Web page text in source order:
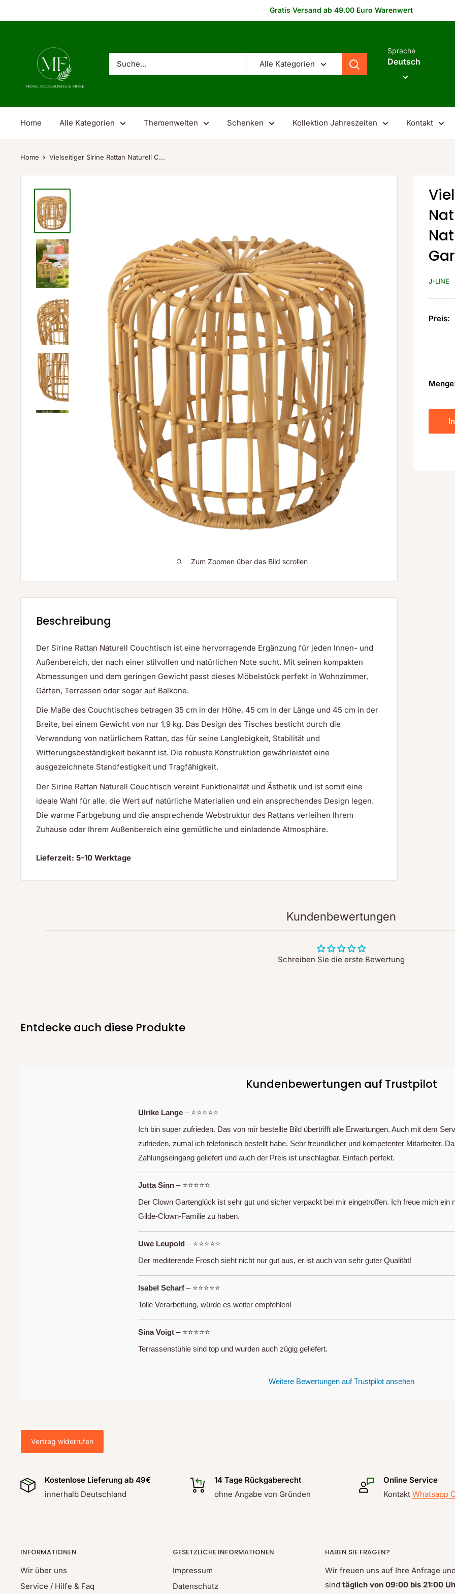
zum
Gratis Versand ab 49.00 Euro Warenwert
Alle Kategorien
Sprache
Deutsch
Home Alle Kategorien Themenwelten Schenken Kollektion Jahreszeiten Kontakt
Home Vielseitiger Sirine Rattan Naturell C...
Zum Zoomen über das Bild scrollen
J-LINE
Preis:
Beschreibung
Der Sirine Rattan Naturell Couchtisch ist eine hervorragende Ergänzung für jeden Innen- und
Außenbereich, der nach einer stilvollen und natürlichen Note sucht. Mit seinen kompakten
Abmessungen und dem geringen Gewicht passt dieses Möbelstück perfekt in Wohnzimmer,
Gärten, Terrassen oder sogar auf Balkone.
Die Maße des Couchtisches betragen 35 cm in der Höhe, 45 cm in der Länge und 45 cm in der
Breite, bei einem Gewicht von nur 1,9 kg. Das Design des Tisches besticht durch die
Verwendung von natürlichem Rattan, das für seine Langlebigkeit, Stabilität und
Witterungsbeständigkeit bekannt ist. Die robuste Konstruktion gewährleistet eine
ausgezeichnete Standfestigkeit und Tragfähigkeit.
Der Sirine Rattan Naturell Couchtisch vereint Funktionalität und Ästhetik und ist somit eine
ideale Wahl für alle, die Wert auf natürliche Materialien und ein ansprechendes Design legen.
Die warme Farbgebung und die ansprechende Webstruktur des Rattans verleihen Ihrem
Zuhause oder Ihrem Außenbereich eine gemütliche und einladende Atmosphäre.
Lieferzeit: 5-10 Werktage
Kundenbewertungen
Schreiben Sie die erste Bewertung
Entdecke auch diese Produkte
Kundenbewertungen auf Trustpilot
Ulrike Lange – ⭐⭐⭐⭐⭐
Ich bin super zufrieden. Das von mir bestellte Bild übertrifft alle Erwartungen. Auch mit dem
zufrieden, zumal ich telefonisch bestellt habe. Sehr freundlicher und kompetenter Mitarbeiter.
Zahlungseingang geliefert und auch der Preis ist unschlagbar. Einfach perfekt.
Jutta Sinn – ⭐⭐⭐⭐⭐
Der Clown Gartenglück ist sehr gut und sicher verpackt bei mir eingetroffen. Ich freue mich ein
Gilde-Clown-Familie zu haben.
Uwe Leupold – ⭐⭐⭐⭐⭐
Der mediterende Frosch sieht nicht nur gut aus, er ist auch von sehr guter Qualität!
Isabel Scharf – ⭐⭐⭐⭐⭐
Tolle Verarbeitung, würde es weiter empfehlen!
Sina Voigt – ⭐⭐⭐⭐⭐
Terrassenstühle sind top und wurden auch zügig geliefert.
Weitere Bewertungen auf Trustpilot ansehen
Vertrag widerrufen
Kostenlose Lieferung ab 49€
innerhalb Deutschland
14 Tage Rückgaberecht
ohne Angabe von Gründen
Online Service
Kontakt Whatsapp
INFORMATIONEN
Wir über uns
Service / Hilfe & Faq
GESETZLICHE INFORMATIONEN
Impressum
Datenschutz
HABEN SIE FRAGEN?
Wir freuen uns auf Ihre Anfrage und
sind täglich von 09:00 bis 21:00